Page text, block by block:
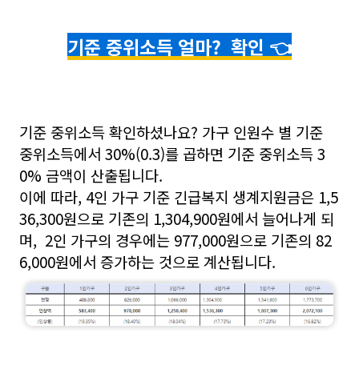
기준 중위소득 얼마? 확인 👈
기준 중위소득 확인하셨나요? 가구 인원수 별 기준
중위소득에서 30%(0.3)를 곱하면 기준 중위소득 3
0% 금액이 산출됩니다.
이에 따라, 4인 가구 기준 긴급복지 생계지원금은 1,5
36,300원으로 기존의 1,304,900원에서 늘어나게 되
며, 2인 가구의 경우에는 977,000원으로 기존의 82
6,000원에서 증가하는 것으로 계산됩니다.